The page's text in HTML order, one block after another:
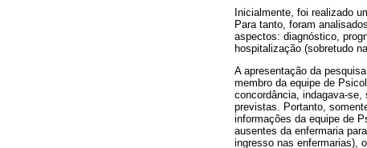
Inicialmente, foi realizado
Para tanto, foram
aspectos: diagnóstico,
hospitalização (sobretudo
A apresentação da
membro da equipe de
concordância, indagava-
previstas. Portanto,
informações da equipe de
ausentes da enfermaria
ingresso nas enfermarias),